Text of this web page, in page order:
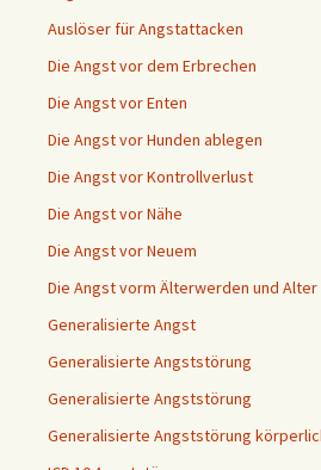
Auslöser für Angstattacken
Die Angst vor dem Erbrechen
Die Angst vor Enten
Die Angst vor Hunden ablegen
Die Angst vor Kontrollverlust
Die Angst vor Nähe
Die Angst vor Neuem
Die Angst vorm Älterwerden und Alter
Generalisierte Angst
Generalisierte Angststörung
Generalisierte Angststörung
Generalisierte Angststörung